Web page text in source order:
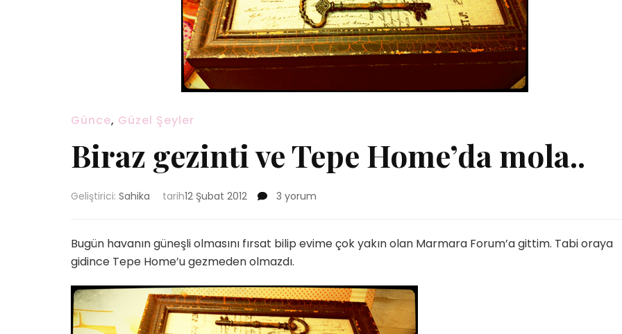
Günce, Güzel Şeyler
Biraz gezinti ve Tepe Home’da mola..
Geliştirici: Sahika tarih12 Şubat 2012
Biraz
Tepe
Home’da
mola..
için
3 yorum
Bugün havanın güneşli olmasını fırsat bilip evime çok yakın olan Marmara Forum’a gittim. Tabi oraya
gidince Tepe Home’u gezmeden olmazdı.